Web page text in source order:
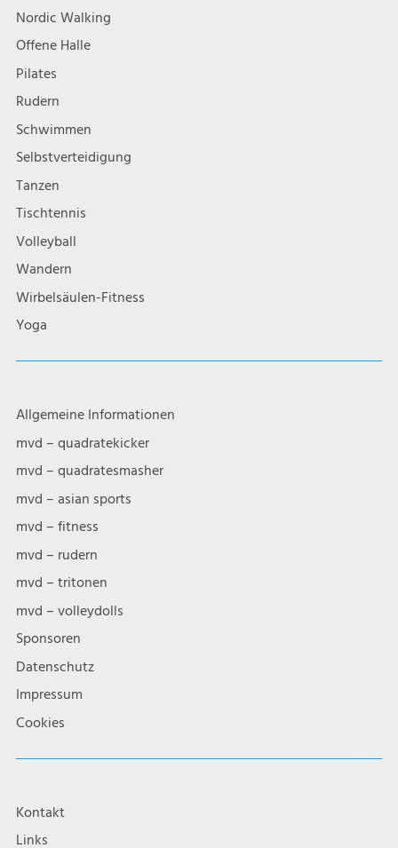
Nordic Walking
Offene Halle
Pilates
Rudern
Schwimmen
Selbstverteidigung
Tanzen
Tischtennis
Volleyball
Wandern
Wirbelsäulen-Fitness
Yoga
Allgemeine Informationen
mvd – quadratekicker
mvd – quadratesmasher
mvd – asian sports
mvd – fitness
mvd – rudern
mvd – tritonen
mvd – volleydolls
Sponsoren
Datenschutz
Impressum
Cookies
Kontakt
Links